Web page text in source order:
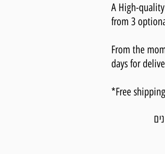
A High-
from 3
From the
days for
*Free